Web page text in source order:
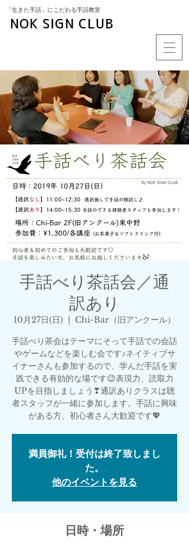
​「生きた手話」にこだわる手話教室
NOK SIGN CLUB
手話べり茶話会／通
訳あり
10月27日(日)
  |
Chi-Bar（旧アンクール）
手話べり茶会はテーマにそって手話での会話
やゲームなどを楽しむ会です♪ネイティブサ
イナーさんも参加するので、学んだ手話を実
践できる有効的な場です😉表現力、読取力
UPを目指しましょう❣通訳ありクラスは聴
者スタッフが一緒に参加します。手話に興味
がある方、初心者さん大歓迎です💖
満員御礼！受付は終了致しまし
た。
他のイベントを見る
日時・場所